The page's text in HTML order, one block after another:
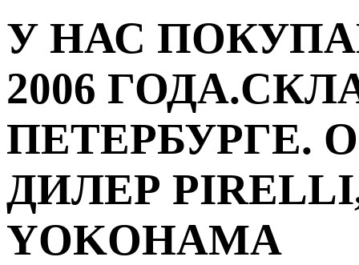
У НАС
2006
ПЕТЕРБУРГЕ.
ДИЛЕР
YOKOHAMA